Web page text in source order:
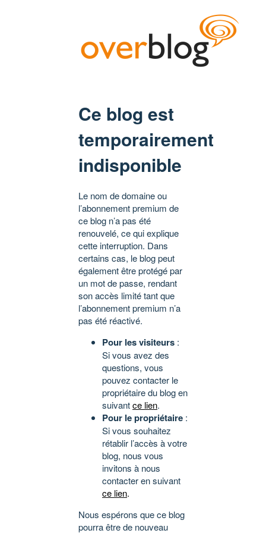
Ce blog est
temporairement
indisponible
Le nom de domaine ou
l’abonnement premium de
ce blog n’a pas été
renouvelé, ce qui explique
cette interruption. Dans
certains cas, le blog peut
également être protégé par
un mot de passe, rendant
son accès limité tant que
l’abonnement premium n’a
pas été réactivé.
Pour les visiteurs :
Si vous avez des
questions, vous
pouvez contacter le
propriétaire du blog en
suivantce lien.
Pour le propriétaire :
Si vous souhaitez
rétablir l’accès à votre
blog, nous vous
invitons à nous
contacter en suivant
ce lien.
Nous espérons que ce blog
pourra être de nouveau